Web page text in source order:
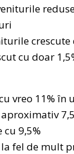
cu doar
vreo 11% în
9,5%
fel de mult